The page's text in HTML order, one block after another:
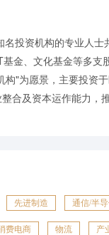
投资机构的专业人
金、文化基金等多
"为愿景，主要投资
合及资本运作能力
先进制造 通信/半
费电商 物流 产